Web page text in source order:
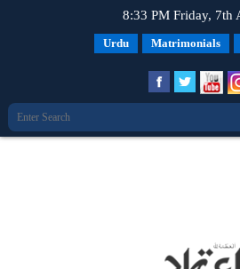
8:33 PM Friday, 7th
Urdu Matrimonials